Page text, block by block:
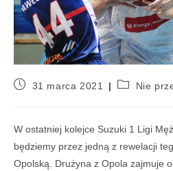
31 marca 2021 Nie
W ostatniej kolejce Suzuki 1 Ligi
będziemy przez jedną z rewelacji
Opolską. Drużyna z Opola zajmuje